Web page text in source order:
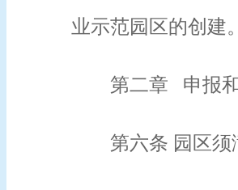
业示范园区的创建
第二章 申报
第六条 园区